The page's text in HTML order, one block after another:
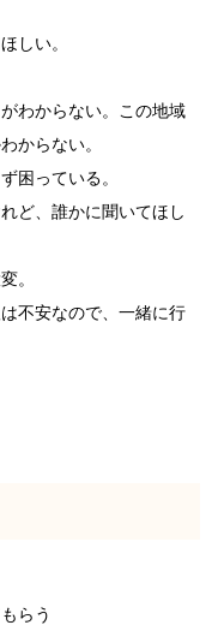
しい。
わからない。この地域
からない。
困っている。
ど、誰かに聞いてほし
。
不安なので、一緒に行
らう